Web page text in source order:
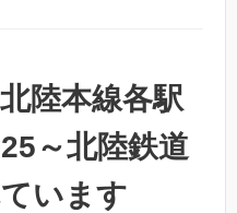
陸本線各駅
～北陸鉄道
います